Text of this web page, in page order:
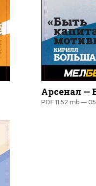
Арсенал —
PDF 11.52 mb —